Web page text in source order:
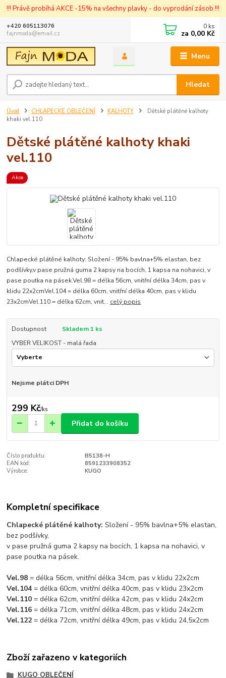
!!! Právě probíhá AKCE -15% na všechny plavky - do vyprodání zásob !!!
Menu
Hledat
+420 605113076
fajnmoda@email.cz
0 ks
za 0,00 Kč
Úvod CHLAPECKÉ OBLEČENÍ KALHOTY
Dětské plátěné kalhoty
khaki vel.110
Dětské plátěné kalhoty khaki
vel.110
Akce
Chlapecké plátěné kalhoty: Složení - 95% bavlna+5% elastan, bez
podšívky,v pase pružná guma 2 kapsy na bocích, 1 kapsa na nohavici, v
pase poutka na pásek.Vel.98 = délka 56cm, vnitřní délka 34cm, pas v
klidu 22x2cmVel.104 = délka 60cm, vnitřní délka 40cm, pas v klidu
23x2cmVel.110 = délka 62cm, vnit... celý popis
Dostupnost
Skladem 1 ks
VYBER VELIKOST - malá řada
Nejsme plátci DPH
299 Kč/ks
Přidat do košíku
Číslo produktu:
B5138-H
EAN kód:
8591233908352
Výrobce:
KUGO
Kompletní specifikace
Chlapecké plátěné kalhoty: Složení - 95% bavlna+5% elastan,
bez podšívky,
v pase pružná guma 2 kapsy na bocích, 1 kapsa na nohavici, v
pase poutka na pásek.
Vel.98= délka 56cm, vnitřní délka 34cm, pas v klidu 22x2cm
Vel.104= délka 60cm, vnitřní délka 40cm, pas v klidu 23x2cm
Vel.110 = délka 62cm, vnitřní délka 42cm, pas v klidu 24x2cm
Vel.116= délka 71cm, vnitřní délka 48cm, pas v klidu 24x2cm
Vel.122= délka 72cm, vnitřní délka 49cm, pas v klidu 24,5x2cm
Zboží zařazeno v kategoriích
KUGO OBLEČENÍ